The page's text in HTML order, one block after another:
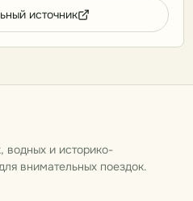
источник
водных и историко-
внимательных поездок.